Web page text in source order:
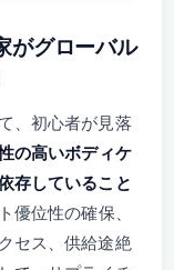
がグローバル
、初心者が見落
の高いボディケ
存していること
優位性の確保、
セス、供給途絶